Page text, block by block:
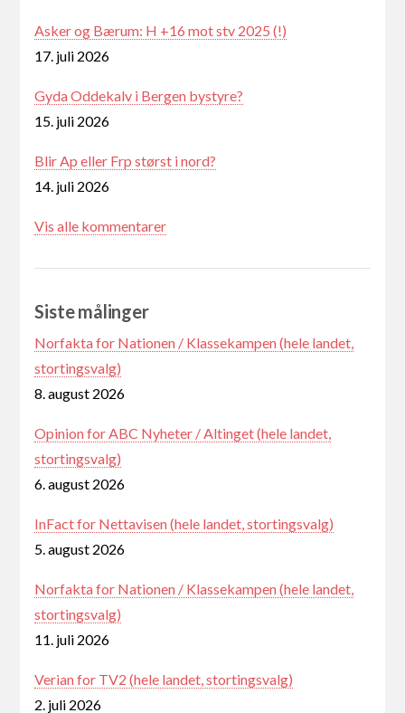
Asker og Bærum: H +16 mot stv 2025 (!)
17. juli 2026
Gyda Oddekalv i Bergen bystyre?
15. juli 2026
Blir Ap eller Frp størst i nord?
14. juli 2026
Vis alle kommentarer
Siste målinger
Norfakta for Nationen / Klassekampen (hele landet,
stortingsvalg)
8. august 2026
Opinion for ABC Nyheter / Altinget (hele landet,
stortingsvalg)
6. august 2026
InFact for Nettavisen (hele landet, stortingsvalg)
5. august 2026
Norfakta for Nationen / Klassekampen (hele landet,
stortingsvalg)
11. juli 2026
Verian for TV2 (hele landet, stortingsvalg)
2. juli 2026